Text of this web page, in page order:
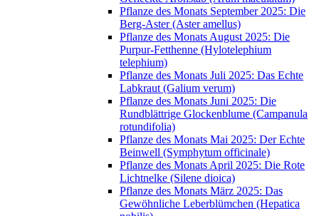
Pflanze des Monats September 2025: Die
Berg-Aster (Aster amellus)
Pflanze des Monats August 2025: Die
Purpur-Fetthenne (Hylotelephium
telephium)
Pflanze des Monats Juli 2025: Das Echte
Labkraut (Galium verum)
Pflanze des Monats Juni 2025: Die
Rundblättrige Glockenblume (Campanula
rotundifolia)
Pflanze des Monats Mai 2025: Der Echte
Beinwell (Symphytum officinale)
Pflanze des Monats April 2025: Die Rote
Lichtnelke (Silene dioica)
Pflanze des Monats März 2025: Das
Gewöhnliche Leberblümchen (Hepatica